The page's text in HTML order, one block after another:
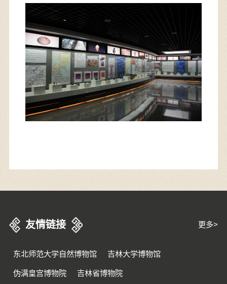
友情链接
东北师范大学自然博物馆 吉林大学博物馆
伪满皇宫博物院 吉林省博物院
更多>